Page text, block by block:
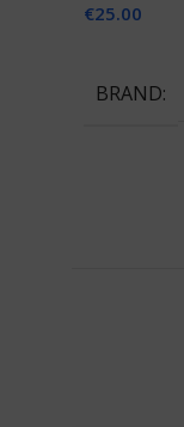
€25.00
BRAND